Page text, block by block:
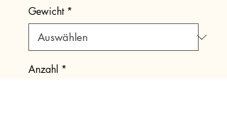
pro
1
Kilogramm
Gewicht *
Anzahl *